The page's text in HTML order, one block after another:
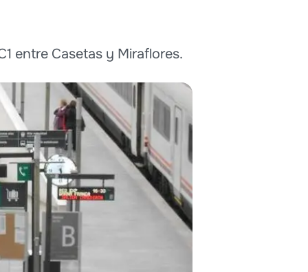
entre Casetas y Miraflores.